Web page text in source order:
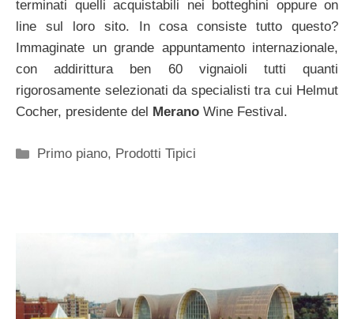
terminati quelli acquistabili nei botteghini oppure on
line sul loro sito. In cosa consiste tutto questo?
Immaginate un grande appuntamento internazionale,
con addirittura ben 60 vignaioli tutti quanti
rigorosamente selezionati da specialisti tra cui Helmut
Cocher, presidente del Merano Wine Festival.
Categorie
Primo piano, Prodotti Tipici